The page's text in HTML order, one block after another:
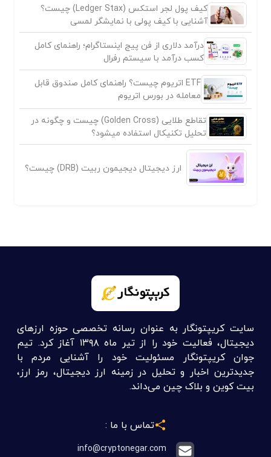
کیف پول لجر استکس (Ledger Stax) چیست؟
آشنایی با کیف پولی با نمایشگر لمسی
درآمد دلاری از فن پیج اینستاگرام؛ راهنمای کامل
کسب درآمد با سیستم رفرال
ETF اتریوم چیست؟ راهنمای کامل صندوق قابل
معامله در بورس اتریوم
تقاطع طلایی (Golden Cross) چیست و چگونه در
تحلیل تکنیکال استفاده میشود؟
ارز دیجیتال دیجیمون ربیت (DRB) چیست؟
سایت کریپتونگار به عنوان رسانه تخصصی حوزه ارزهای
دیجیتال، فعالیت خود را از تیر ماه ۱۳۹۸ آغاز کرد. تیم
جوان کریپتونگار مسئولیت خود را آشنایی مردم با
جدیدترین اخبار و تحلیل در زمینه ارز دیجیتال، رمز ارز،
بیت کوین و بلاک چین می‌داند.
تماس با ما :
info@cryptonegar.com